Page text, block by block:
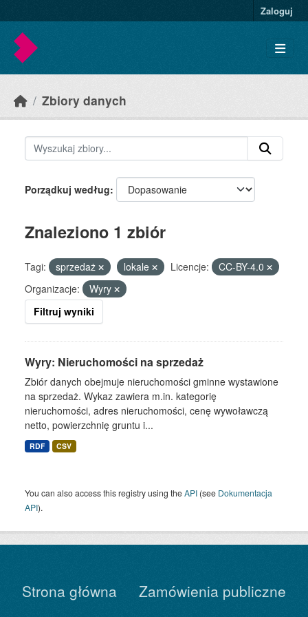
Zaloguj
Zbiory danych
Porządkuj według
Znaleziono 1 zbiór
Tagi: sprzedaż lokale Licencje:
CC-BY-4.0
Organizacje:
Wyry
Filtruj wyniki
Wyry: Nieruchomości na sprzedaż
Zbiór danych obejmuje nieruchomości gminne wystawione
na sprzedaż. Wykaz zawiera m.in. kategorię
nieruchomości, adres nieruchomości, cenę wywoławczą
netto, powierzchnię gruntu i...
RDF CSV
You can also access this registry using theAPI (see Dokumentacja
API).
Strona główna
Zamówienia publiczne